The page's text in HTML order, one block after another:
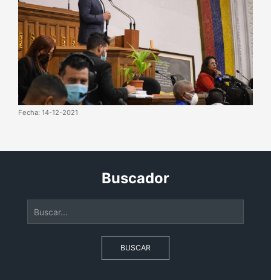
Fecha: 14-12-2021
Buscador
BUSCAR